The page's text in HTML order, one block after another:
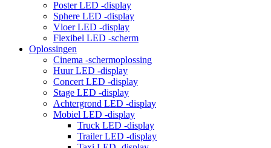
Poster LED -display
Sphere LED -display
Vloer LED -display
Flexibel LED -scherm
Oplossingen
Cinema -schermoplossing
Huur LED -display
Concert LED -display
Stage LED -display
Achtergrond LED -display
Mobiel LED -display
Truck LED -display
Trailer LED -display